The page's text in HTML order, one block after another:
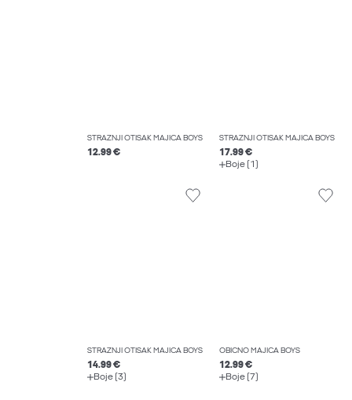
STRAŽNJI OTISAK MAJICA BOYS
12.99 €
STRAŽNJI OTISAK MAJICA BOYS
17.99 €
Boje (1)
STRAŽNJI OTISAK MAJICA BOYS
14.99 €
Boje (3)
OBIČNO MAJICA BOYS
12.99 €
Boje (7)